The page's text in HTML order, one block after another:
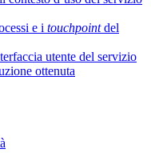
e i touchpointdel
utente del servizio
ottenuta